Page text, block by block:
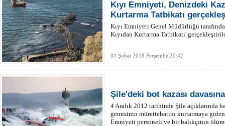
Kıyı Emniyeti, Denizdeki
Kurtarma Tatbikatı
Kıyı Emniyeti Genel Müdürlüğü
Kıyıdan Kurtarma Tatbikatı'
01 Şubat 2018 Perşembe 20:42
Şile'deki bot kazası
4 Aralık 2012 tarihinde Şile açıklarında
gemisinin mürettebatını kurtarmaya
Emniyeti personeli ve bir balıkçının